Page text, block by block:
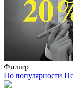
Фильтр
По популярности